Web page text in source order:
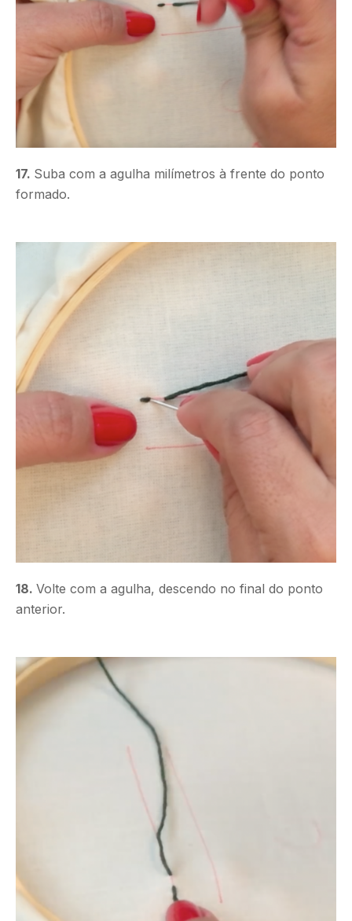
17. Suba com a agulha milímetros à frente do ponto
formado.
18. Volte com a agulha, descendo no final do ponto
anterior.